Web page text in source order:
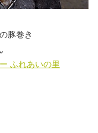
豚巻き
ふれあいの里